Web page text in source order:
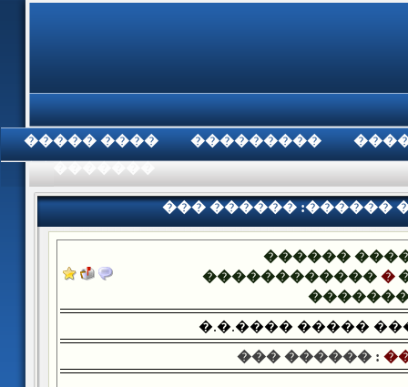
���� ����� ���������
��� ������ :������
������
�������������
�.�.���� �����
��� ������ :